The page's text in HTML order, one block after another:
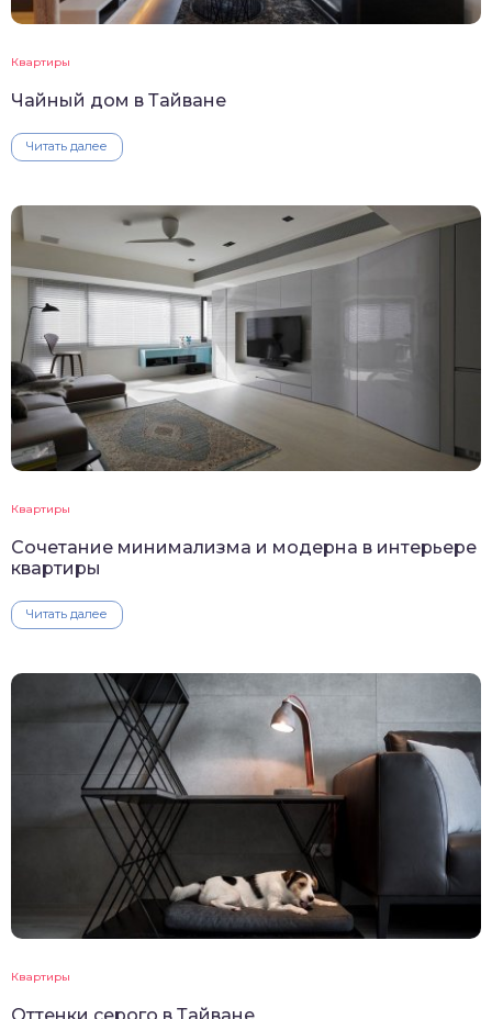
Квартиры
Чайный дом в Тайване
Читать далее
Квартиры
Сочетание минимализма и модерна в интерьере
квартиры
Читать далее
Квартиры